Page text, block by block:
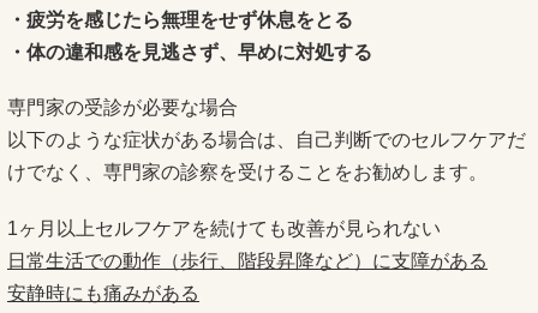
・疲労を感じたら無理をせず休息をとる
・体の違和感を見逃さず、早めに対処する
専門家の受診が必要な場合
以下のような症状がある場合は、自己判断でのセルフケアだ
けでなく、専門家の診察を受けることをお勧めします。
1ヶ月以上セルフケアを続けても改善が見られない
日常生活での動作（歩行、階段昇降など）に支障がある
安静時にも痛みがある